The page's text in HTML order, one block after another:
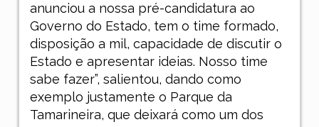
anunciou a nossa pré-candidatura ao
Governo do Estado, tem o time formado,
disposição a mil, capacidade de discutir o
Estado e apresentar ideias. Nosso time
sabe fazer”, salientou, dando como
exemplo justamente o Parque da
Tamarineira, que deixará como um dos